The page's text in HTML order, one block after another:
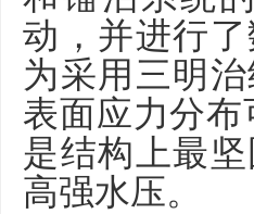
动，并进行
为采用三明
表面应力分
是结构上最
高强水压。